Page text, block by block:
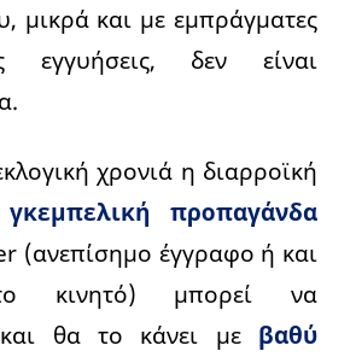
μικρά και με εμπράγματες
εγγυήσεις, δεν είναι
χρονιά η διαρροϊκή
προπαγάνδα
(ανεπίσημο έγγραφο ή και
κινητό) μπορεί να
και θα το κάνει με βαθύ